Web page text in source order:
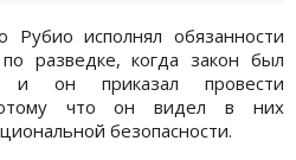
исполнял обязанности
разведке, когда закон был
и он приказал провести
что он видел в них
безопасности.